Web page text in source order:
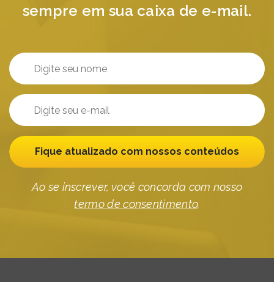
sempre em sua caixa de e-mail.
Fique atualizado com nossos conteúdos
Ao se inscrever, você concorda com nosso
termo de consentimento.